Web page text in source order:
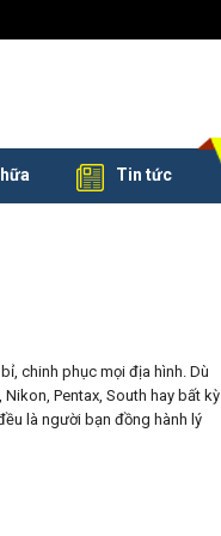
Tin tức
chinh phục mọi địa hình. Dù
Pentax, South hay bất kỳ
là người bạn đồng hành lý